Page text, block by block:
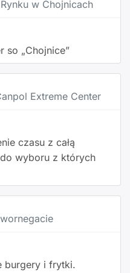
w Chojnicach
so „Chojnice”
Extreme Center
czasu z całą
wyboru z których
burgery i frytki.